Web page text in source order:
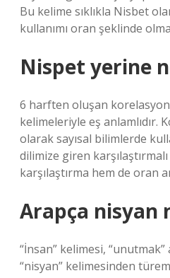
Bu kelime sıklıkla Nisbet
kullanımı oran şeklinde
Nispet yerine
6 harften oluşan
kelimeleriyle eş anlamlıdır.
olarak sayısal bilimlerde
dilimize giren
karşılaştırma hem de oran
Arapça nisyan
“İnsan” kelimesi,
“nisyan” kelimesinden